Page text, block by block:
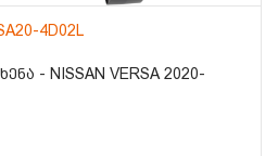
4D02L
- NISSAN VERSA 2020-